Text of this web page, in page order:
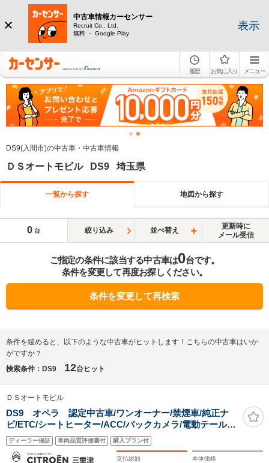
中古車情報カーセンサー
Recruit Co., Ltd.
無料 － Google Play
表示
履歴 お気に入り メニュー
DS9(入間市)の中古車・中古車情報
ＤＳオートモビル DS9 埼玉県
一覧から探す 地図から探す
0 台 絞り込み 並べ替え
更新時に
メール受信
ご指定の条件に該当する中古車は0台です。
条件を変更して再度お探しください。
条件を変更して再検索
条件を緩めると、以下のような中古車がヒットします！こちらの中古車はいか
がですか？
検索条件：DS9
12台ヒット
ＤＳオートモビル
DS9 オペラ 認定中古車/ワンオーナー/禁煙車/純正ナ
ビ/ETC/シートヒーター/ACC/バックカメラ/電動テールゲ
ート/前後コーナーセンサー/LEDヘッドライト/Carplay/ア
ンドロイドオート/19AW
ディーラー保証 車両品質評価書付 購入プラン付
支払総額 本体価格